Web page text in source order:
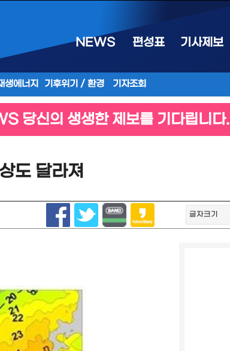
NEWS 편성표 기사제보
생에너지 기후위기 / 환경 기자조회
당신의 생생한 제보를 기다립니다.
도 달라져
글자크기